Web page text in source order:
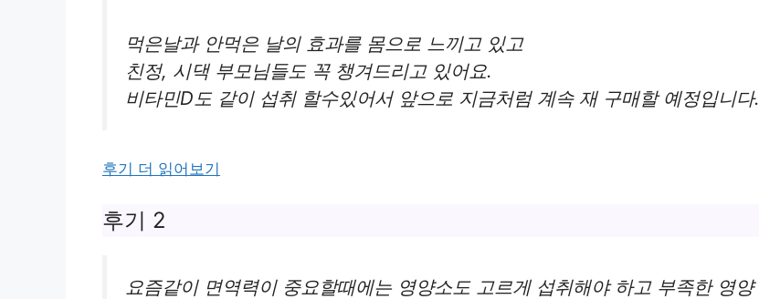
먹은날과 안먹은 날의 효과를 몸으로 느끼고 있고
친정, 시댁 부모님들도 꼭 챙겨드리고 있어요.
비타민D도 같이 섭취 할수있어서 앞으로 지금처럼 계속 재 구매할 예정입니다.
후기 더 읽어보기
후기 2
요즘같이 면역력이 중요할때에는 영양소도 고르게 섭취해야 하고 부족한 영양